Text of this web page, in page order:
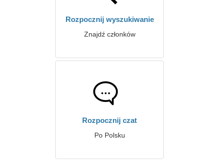
Rozpocznij wyszukiwanie
Znajdź członków
Rozpocznij czat
Po Polsku